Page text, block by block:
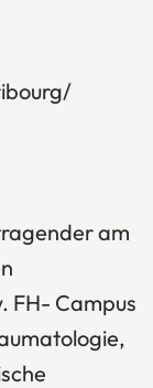
am
FH- Campus